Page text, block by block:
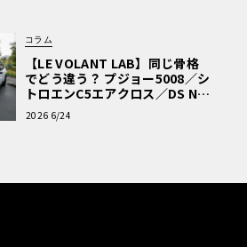
コラム
【LE VOLANT LAB】同じ骨格
でどう違う？ プジョー5008／シ
トロエンC5エアクロス／DS Nº4
読者一気乗りレポート
2026 6/24